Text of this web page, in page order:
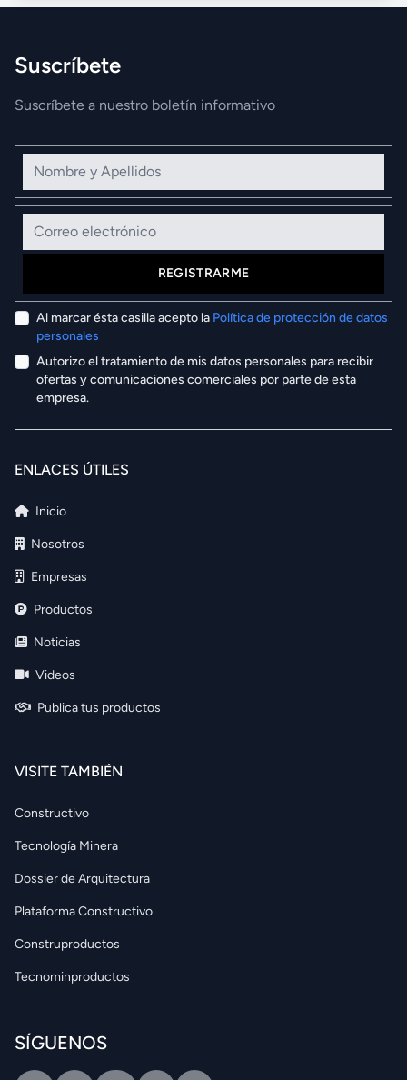
Suscríbete
Suscríbete a nuestro boletín informativo
Nombre y Apellidos
Correo electrónico
REGISTRARME
Al marcar ésta casilla acepto la Política de protección de datos
personales
Autorizo el tratamiento de mis datos personales para recibir
ofertas y comunicaciones comerciales por parte de esta
empresa.
ENLACES ÚTILES
Inicio
Nosotros
Empresas
Productos
Noticias
Videos
Publica tus productos
VISITE TAMBIÉN
Constructivo
Tecnología Minera
Dossier de Arquitectura
Plataforma Constructivo
Construproductos
Tecnominproductos
SÍGUENOS